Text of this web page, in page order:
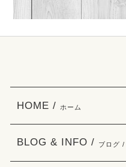
HOME / ホーム
BLOG & INFO / ブログ